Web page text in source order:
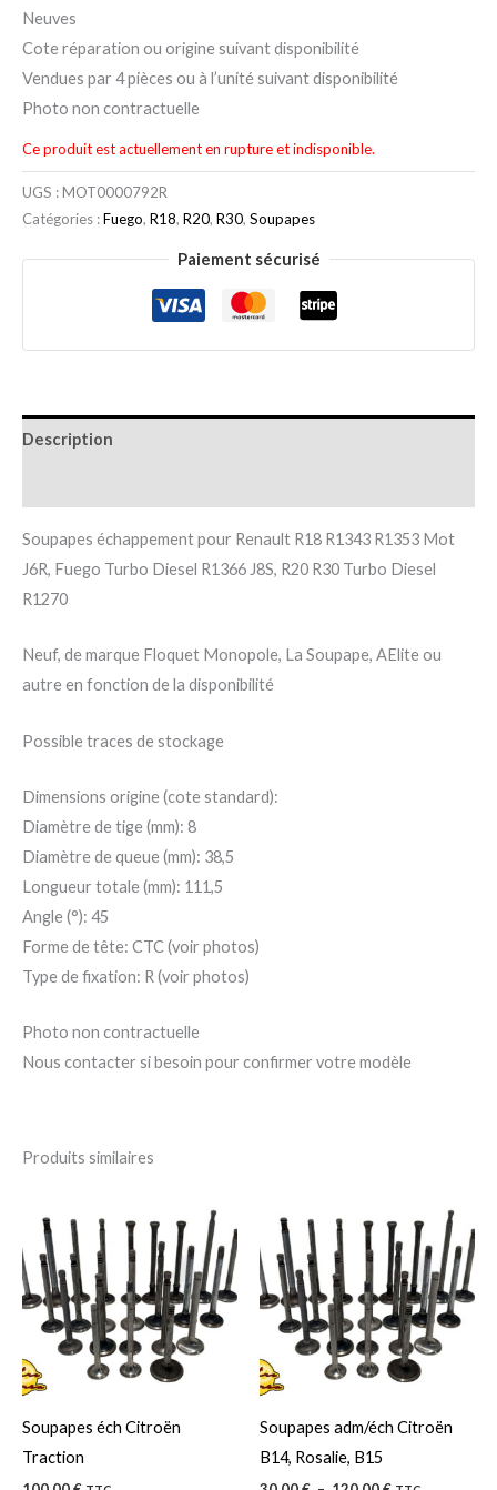
Neuves
Cote réparation ou origine suivant disponibilité
Vendues par 4 pièces ou à l’unité suivant disponibilité
Photo non contractuelle
Ce produit est actuellement en rupture et indisponible.
UGS :MOT0000792R
Catégories :Fuego, R18, R20, R30, Soupapes
Paiement sécurisé
Description
Soupapes échappement pour Renault R18 R1343 R1353 Mot
J6R, Fuego Turbo Diesel R1366 J8S, R20 R30 Turbo Diesel
R1270
Neuf, de marque Floquet Monopole, La Soupape, AElite ou
autre en fonction de la disponibilité
Possible traces de stockage
Dimensions origine (cote standard):
Diamètre de tige (mm): 8
Diamètre de queue (mm): 38,5
Longueur totale (mm): 111,5
Angle (°): 45
Forme de tête: CTC (voir photos)
Type de fixation: R (voir photos)
Photo non contractuelle
Nous contacter si besoin pour confirmer votre modèle
Produits similaires
Soupapes éch Citroën
Traction
produit
a
plusieurs
variations.
options
être
choisies
Soupapes adm/éch Citroën
B14, Rosalie, B15
prix :
30,00 €
à
120,00 €
a